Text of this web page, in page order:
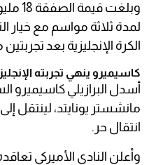
لمدة ثلاثة مواسم مع خيار
الكرة الإنجليزية بعد
كاسيميرو ينهي تجربته
أسدل البرازيلي كاسيميرو
مانشستر يونايتد، لينتقل
انتقال حر.
وأعلن النادي الأميركي